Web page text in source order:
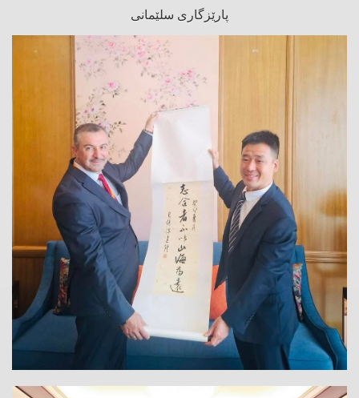
پارێزگاری سلێمانی